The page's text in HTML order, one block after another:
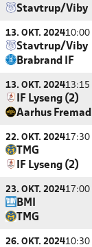
Stavtrup/Viby
13. OKT. 202410:00
Stavtrup/Viby
Brabrand IF
13. OKT. 202413:15
IF Lyseng (2)
Aarhus Fremad
22. OKT. 202417:30
TMG
IF Lyseng (2)
23. OKT. 202417:00
BMI
TMG
26. OKT. 202410:30